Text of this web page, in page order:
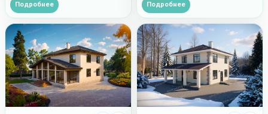
Подробнее Подробнее